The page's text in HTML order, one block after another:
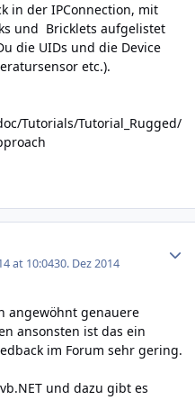
in der IPConnection, mit
und Bricklets aufgelistet
die UIDs und die Device
etc.).
Tutorials/Tutorial_Rugged/
at 10:0430. Dez 2014
angewöhnt genauere
ansonsten ist das ein
im Forum sehr gering.
und dazu gibt es